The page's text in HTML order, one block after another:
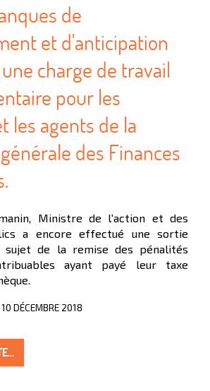
de
et d'anticipation
charge de travail
pour les
les agents de la
des Finances
Ministre de l'action et des
a encore effectué une sortie
sujet de la remise des pénalités
ayant payé leur taxe
DÉCEMBRE 2018